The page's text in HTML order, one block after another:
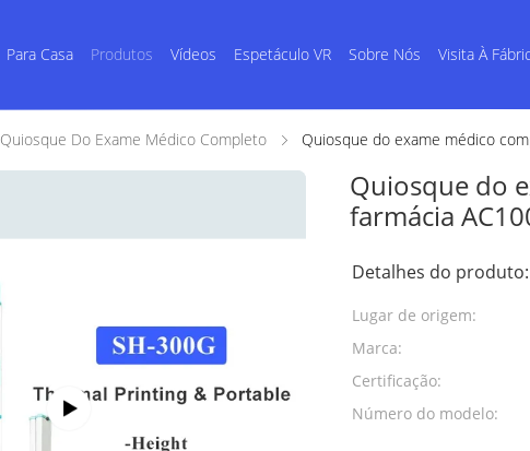
Para Casa Produtos Vídeos Espetáculo VR Sobre Nós Visita À
Quiosque Do Exame Médico Completo Quiosque do exame médico
Quiosque do
farmácia
Detalhes do produto:
Lugar de origem:
Marca:
Certificação:
Número do modelo: